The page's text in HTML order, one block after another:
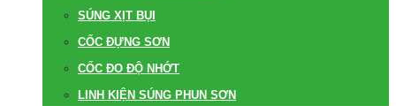
SÚNG XỊT BỤI
CỐC ĐỰNG SƠN
CỐC ĐO ĐỘ NHỚT
LINH KIỆN SÚNG PHUN SƠN